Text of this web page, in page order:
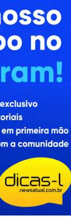
Enviar Dica
Contato
RSS